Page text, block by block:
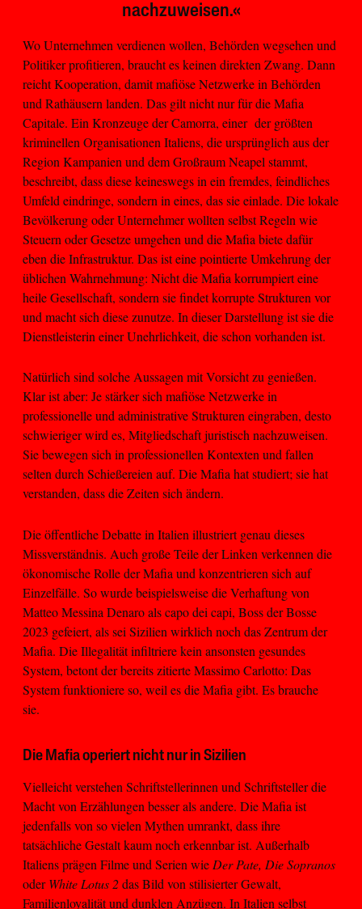
nachzuweisen.«
Wo Unternehmen verdienen wollen, Behörden wegsehen und
Politiker profitieren, braucht es keinen direkten Zwang. Dann
reicht Kooperation, damit mafiöse Netzwerke in Behörden
und Rathäusern landen. Das gilt nicht nur für die Mafia
Capitale. Ein Kronzeuge der Camorra, einer der größten
kriminellen Organisationen Italiens, die ursprünglich aus der
Region Kampanien und dem Großraum Neapel stammt,
beschreibt, dass diese keineswegs in ein fremdes, feindliches
Umfeld eindringe, sondern in eines, das sie einlade. Die lokale
Bevölkerung oder Unternehmer wollten selbst Regeln wie
Steuern oder Gesetze umgehen und die Mafia biete dafür
eben die Infrastruktur. Das ist eine pointierte Umkehrung der
üblichen Wahrnehmung: Nicht die Mafia korrumpiert eine
heile Gesellschaft, sondern sie findet korrupte Strukturen vor
und macht sich diese zunutze. In dieser Darstellung ist sie die
Dienstleisterin einer Unehrlichkeit, die schon vorhanden ist.
Natürlich sind solche Aussagen mit Vorsicht zu genießen.
Klar ist aber: Je stärker sich mafiöse Netzwerke in
professionelle und administrative Strukturen eingraben, desto
schwieriger wird es, Mitgliedschaft juristisch nachzuweisen.
Sie bewegen sich in professionellen Kontexten und fallen
selten durch Schießereien auf. Die Mafia hat studiert; sie hat
verstanden, dass die Zeiten sich ändern.
Die öffentliche Debatte in Italien illustriert genau dieses
Missverständnis. Auch große Teile der Linken verkennen die
ökonomische Rolle der Mafia und konzentrieren sich auf
Einzelfälle. So wurde beispielsweise die Verhaftung von
Matteo Messina Denaro als capo dei capi, Boss der Bosse
2023 gefeiert, als sei Sizilien wirklich noch das Zentrum der
Mafia. Die Illegalität infiltriere kein ansonsten gesundes
System, betont der bereits zitierte Massimo Carlotto: Das
System funktioniere so, weil es die Mafia gibt. Es brauche
sie.
Die Mafia operiert nicht nur in Sizilien
Vielleicht verstehen Schriftstellerinnen und Schriftsteller die
Macht von Erzählungen besser als andere. Die Mafia ist
jedenfalls von so vielen Mythen umrankt, dass ihre
tatsächliche Gestalt kaum noch erkennbar ist. Außerhalb
Italiens prägen Filme und Serien wie Der Pate, Die Sopranos
oderWhite Lotus 2das Bild von stilisierter Gewalt,
Familienloyalität und dunklen Anzügen. In Italien selbst